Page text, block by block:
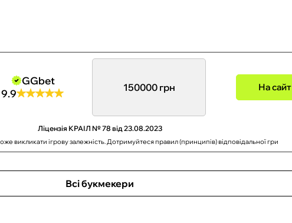
GGbet
9.9
150000 грн На сайт
Ліцензія КРАІЛ № 78 від 23.08.2023
викликати ігрову залежність. Дотримуйтеся правил (принципів) відповідальної гри
Всі букмекери